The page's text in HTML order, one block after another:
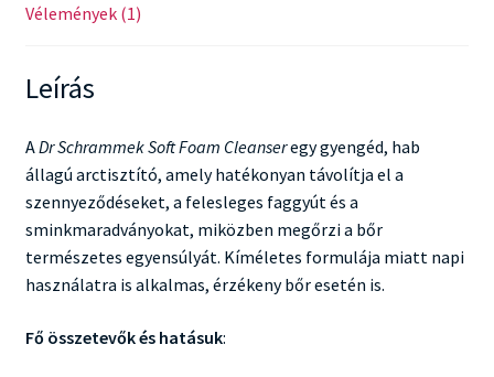
Vélemények (1)
Leírás
ADr Schrammek Soft Foam Cleanseregy gyengéd, hab
állagú arctisztító, amely hatékonyan távolítja el a
szennyeződéseket, a felesleges faggyút és a
sminkmaradványokat, miközben megőrzi a bőr
természetes egyensúlyát. Kíméletes formulája miatt napi
használatra is alkalmas, érzékeny bőr esetén is.
Fő összetevők és hatásuk: